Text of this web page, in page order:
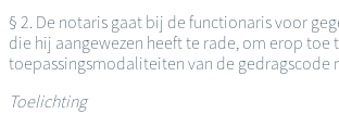
§ 2. De notaris gaat bij de functionaris voor
die hij aangewezen heeft te rade, om erop toe
toepassingsmodaliteiten van de gedragscode
Toelichting